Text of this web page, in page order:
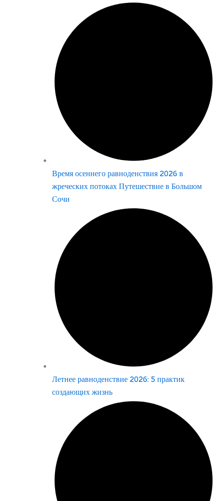
Время осеннего равноденствия 2026 в
жреческих потоках Путешествие в Большом
Сочи
Летнее равноденствие 2026: 5 практик
создающих жизнь